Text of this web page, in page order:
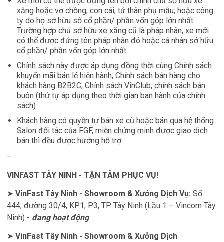
xăng hoặc vợ chồng, con cái, tứ thân phụ mẫu; hoặc công
ty do họ sở hữu số cổ phần/ phần vốn góp lớn nhất.
Trường hợp chủ sở hữu xe xăng cũ là pháp nhân, xe mới
có thể được đứng tên pháp nhân đó hoặc cá nhân sở hữu
cổ phần/ phần vốn góp lớn nhất
Chính sách này được áp dụng đồng thời cùng Chính sách
khuyến mãi bán lẻ hiện hành; Chính sách bán hàng cho
khách hàng B2B2C, Chính sách VinClub, chính sách bán
buôn (thứ tự áp dụng theo thời gian ban hành của chính
sách)
Khách hàng có quyền tự bán xe cũ hoặc bán qua hệ thống
Salon đối tác của FGF, miễn chứng minh được giao dịch
bán thì đều được hưởng hỗ trợ.
–
VINFAST TÂY NINH - TẬN TÂM PHỤC VỤ!
➤VinFast Tây Ninh - Showroom & Xưởng Dịch Vụ: Số
444, đường 30/4, KP1, P3, TP. Tây Ninh (Lầu 1 – Vincom Tây
Ninh) - đang hoạt động
➤VinFast Tây Ninh - Showroom & Xưởng Dịch